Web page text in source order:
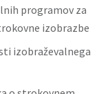
programov za
izobrazbe
izobraževalnega